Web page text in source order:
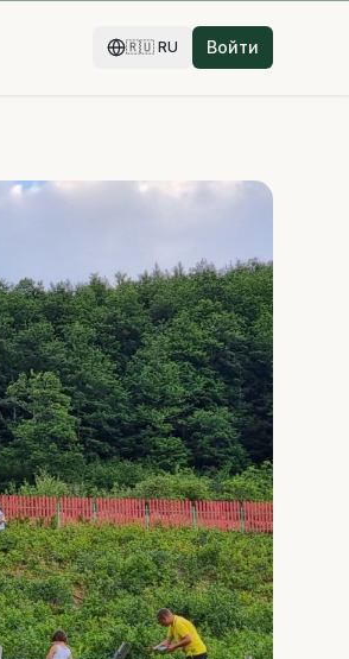
🇷🇺 RU Войти